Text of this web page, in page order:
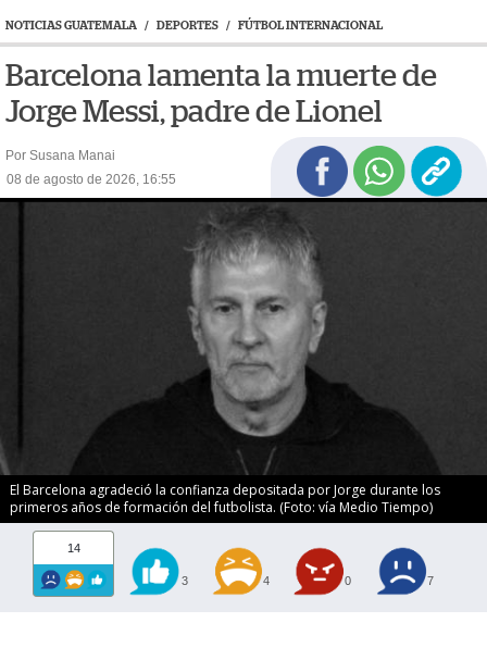
NOTICIAS GUATEMALA / DEPORTES / FÚTBOL INTERNACIONAL
Barcelona lamenta la muerte de
Jorge Messi, padre de Lionel
Por Susana Manai
08 de agosto de 2026, 16:55
El Barcelona agradeció la confianza depositada por Jorge durante los
primeros años de formación del futbolista. (Foto: vía Medio Tiempo)
14
3 4 0 7